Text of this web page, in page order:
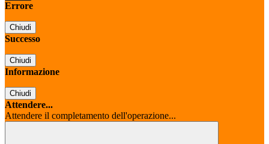
Errore
Chiudi
Successo
Chiudi
Informazione
Chiudi
Attendere...
Attendere il completamento dell'operazione...